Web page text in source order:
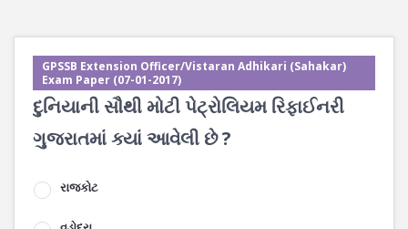
GPSSB Extension Officer/Vistaran Adhikari (Sahakar)
Exam Paper (07-01-2017)
દુનિયાની સૌથી મોટી પેટ્રોલિયમ રિફાઈનરી
ગુજરાતમાં ક્યાં આવેલી છે ?
રાજકોટ